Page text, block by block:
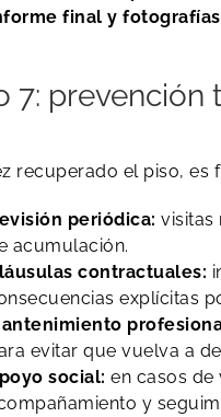
final y
7: prevención
recuperado el piso, es
periódica: visitas
acumulación.
contractuales:
explícitas
evitar que vuelva a
social: en casos
y